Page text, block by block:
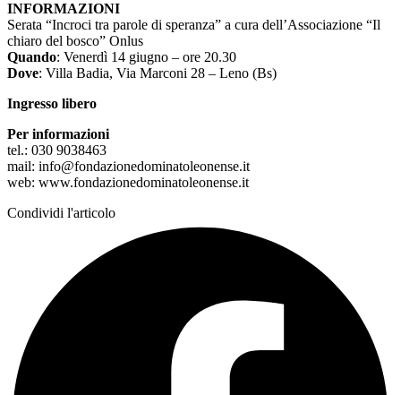
INFORMAZIONI
Serata “Incroci tra parole di speranza” a cura dell’Associazione “Il
chiaro del bosco” Onlus
Quando: Venerdì 14 giugno – ore 20.30
Dove: Villa Badia, Via Marconi 28 – Leno (Bs)
Ingresso libero
Per informazioni
tel.: 030 9038463
mail: info@fondazionedominatoleonense.it
web: www.fondazionedominatoleonense.it
Condividi l'articolo